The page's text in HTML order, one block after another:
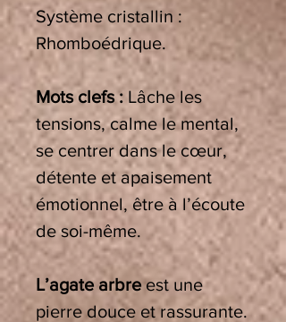
Système cristallin :
Rhomboédrique.
Mots clefs : Lâche les
tensions, calme le mental,
se centrer dans le cœur,
détente et apaisement
émotionnel, être à l’écoute
de soi-même.
L’agate arbreest une
pierre douce et rassurante.